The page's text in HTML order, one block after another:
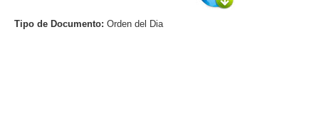
Tipo de Documento: Orden del Dia